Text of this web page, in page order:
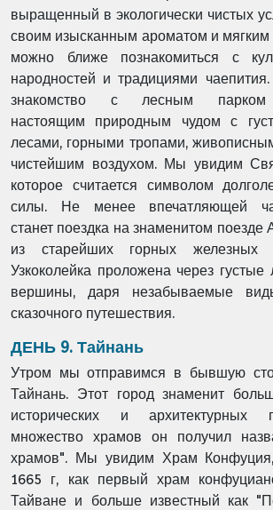
выращенный в экологически чистых
своим изысканным ароматом и мягким
можно ближе познакомиться с
народностей и традициями
знакомство с лесным
настоящим природным чудом с
лесами, горными тропами,
чистейшим воздухом. Мы увидим
которое считается символом
силы. Не менее впечатляющей
станет поездка на знаменитом
из старейших горных железных
Узкоколейка проложена через
вершины, даря незабываемые
сказочного путешествия.
ДЕНЬ 9. Тайнань
Утром мы отправимся в бывшую
Тайнань. Этот город знаменит
исторических и архитектурных
множество храмов он получил
храмов". Мы увидим Храм
1665 г, как первый храм
Тайване и больше известный как